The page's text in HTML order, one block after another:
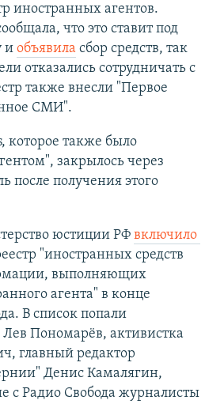
иностранных агентов.
что это ставит под
и объявила сбор средств, так
отказались сотрудничать с
также внесли "Первое
СМИ".
которое также было
закрылось через
после получения этого
юстиции РФ включило
"иностранных средств
выполняющих
агента" в конце
В список попали
Пономарёв, активистка
главный редактор
Денис Камалягин,
с Радио Свобода журналисты